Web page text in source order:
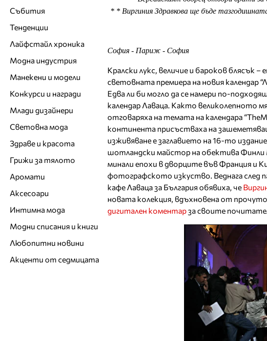
* * Виргиния Здравкова ще бъде
София - Париж - София
Кралски лукс, величие и бароков блясък
световната премиера на новия календар
Едва ли би могло да се намери по-
календар Лаваца. Както великолепното
отговаряха на темата на календара
континента присъстваха на
изживяване е заглавието на 16-то
шотландски майстор на обектива Финли
минали епохи в дворците във Франция и
фотографското изкуство. Веднага след
кафе Лаваца за България обявиха, че
новата колекция, вдъхновена от
дигитален коментарза своите
Събития
Тенденции
Лайфстайл хроника
Модна индустрия
Манекени и модели
Конкурси и награди
Млади дизайнери
Световна мода
Здраве и красота
Грижи за тялото
Аромати
Аксесоари
Интимна мода
Модни списания и книги
Любопитни новини
Акценти от седмицата